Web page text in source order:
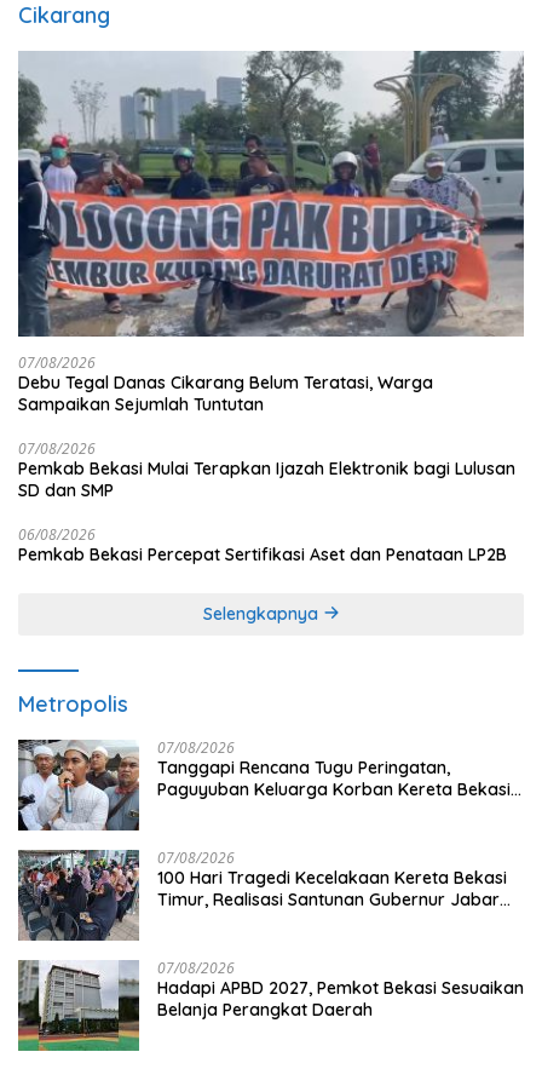
Cikarang
07/08/2026
Debu Tegal Danas Cikarang Belum Teratasi, Warga
Sampaikan Sejumlah Tuntutan
07/08/2026
Pemkab Bekasi Mulai Terapkan Ijazah Elektronik bagi Lulusan
SD dan SMP
06/08/2026
Pemkab Bekasi Percepat Sertifikasi Aset dan Penataan LP2B
Selengkapnya
Metropolis
07/08/2026
Tanggapi Rencana Tugu Peringatan,
Paguyuban Keluarga Korban Kereta Bekasi
07/08/2026
100 Hari Tragedi Kecelakaan Kereta Bekasi
Timur, Realisasi Santunan Gubernur Jabar
07/08/2026
Hadapi APBD 2027, Pemkot Bekasi Sesuaikan
Belanja Perangkat Daerah